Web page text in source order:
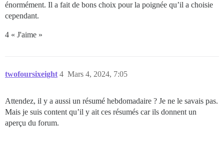
énormément. Il a fait de bons choix pour la poignée qu’il a choisie
cependant.
4 « J'aime »
twofoursixeight Mars 4, 2024, 7:05
4
Attendez, il y a aussi un résumé hebdomadaire ? Je ne le savais pas.
Mais je suis content qu’il y ait ces résumés car ils donnent un
aperçu du forum.